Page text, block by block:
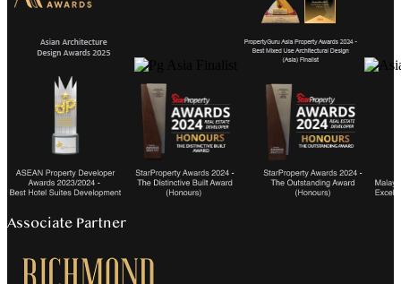
Associate Partner